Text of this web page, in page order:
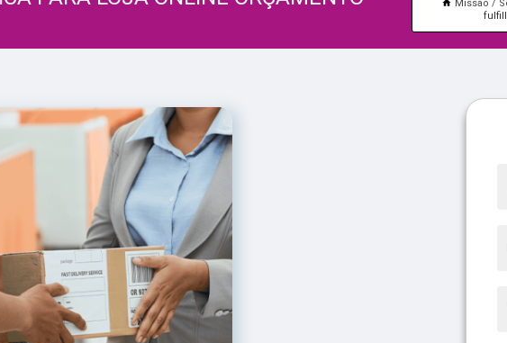
Missão